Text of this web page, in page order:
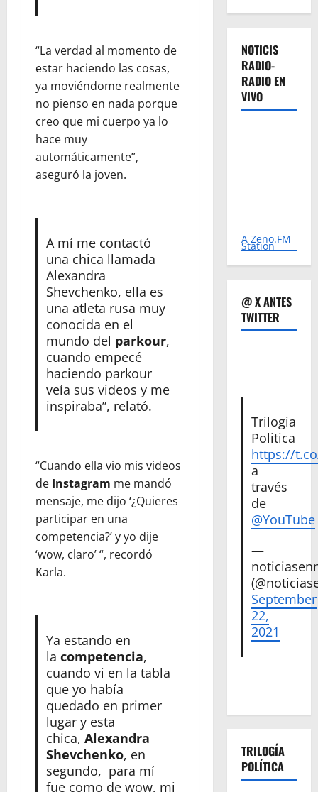
“La verdad al momento de
estar haciendo las cosas,
ya moviéndome realmente
no pienso en nada porque
creo que mi cuerpo ya lo
hace muy
automáticamente”,
aseguró la joven.
A mí me contactó
una chica llamada
Alexandra
Shevchenko, ella es
una atleta rusa muy
conocida en el
mundo del parkour,
cuando empecé
haciendo parkour
veía sus videos y me
inspiraba”, relató.
“Cuando ella vio mis videos
de Instagram me mandó
mensaje, me dijo ‘¿Quieres
participar en una
competencia?’ y yo dije
‘wow, claro’ “, recordó
Karla.
Ya estando en
la competencia,
cuando vi en la tabla
que yo había
quedado en primer
lugar y esta
chica, Alexandra
Shevchenko, en
segundo, para mí
fue como de wow, mi
NOTICIS
RADIO-
RADIO EN
VIVO
A Zeno.FM
Station
@ X ANTES
TWITTER
Trilogia
Politica
https://
a
través
de
@YouTube
—
September
22,
2021
TRILOGÍA
POLÍTICA